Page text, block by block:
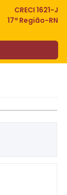
CRECI 1621-J
17ª Região-RN